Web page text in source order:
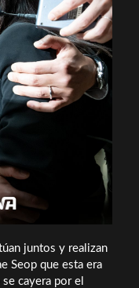
juntos y realizan
Seop que esta era
cayera por el